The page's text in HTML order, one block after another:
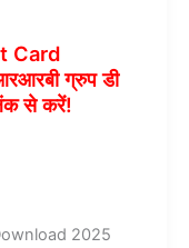
Card
ग्रुप डी
से करें!
2025